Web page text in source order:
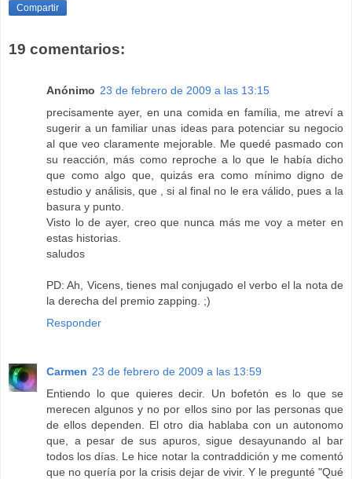
Compartir
19 comentarios:
Anónimo 23 de febrero de 2009 a las 13:15
precisamente ayer, en una comida en família, me atreví a
sugerir a un familiar unas ideas para potenciar su negocio
al que veo claramente mejorable. Me quedé pasmado con
su reacción, más como reproche a lo que le había dicho
que como algo que, quizás era como mínimo digno de
estudio y análisis, que , si al final no le era válido, pues a la
basura y punto.
Visto lo de ayer, creo que nunca más me voy a meter en
estas historias.
saludos
PD: Ah, Vicens, tienes mal conjugado el verbo el la nota de
la derecha del premio zapping. ;)
Responder
Carmen 23 de febrero de 2009 a las 13:59
Entiendo lo que quieres decir. Un bofetón es lo que se
merecen algunos y no por ellos sino por las personas que
de ellos dependen. El otro dia hablaba con un autonomo
que, a pesar de sus apuros, sigue desayunando al bar
todos los días. Le hice notar la contraddición y me comentó
que no quería por la crisis dejar de vivir. Y le pregunté "Qué